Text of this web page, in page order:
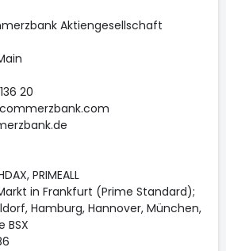
Aktiengesellschaft
20
PRIMEALL
in Frankfurt (Prime Standard);
Hamburg, Hannover, München,
BSX